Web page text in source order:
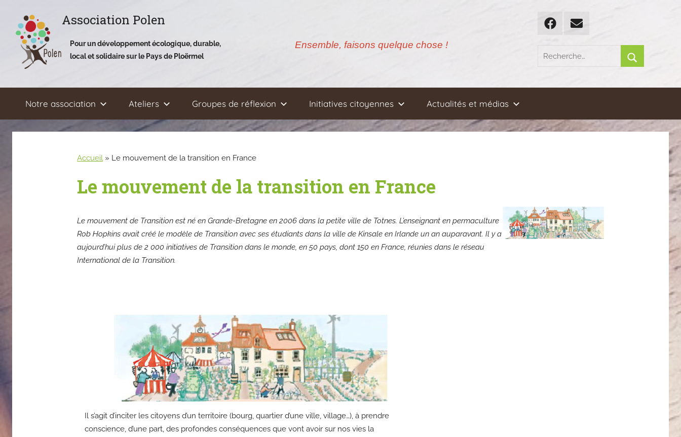
contenu
Association Polen
Pour un développement écologique, durable,
local et solidaire sur le Pays de Ploërmel
Ensemble, faisons quelque chose !
FacebookEmail
Recherche
Notre association Ateliers Groupes de réflexion Initiatives citoyennes Actualités et médias
Accueil » Le mouvement de la transition en France
Le mouvement de la transition en France
Le mouvement de Transition est né en Grande-Bretagne en 2006 dans la petite ville de Totnes. L’enseignant en permaculture
Rob Hopkins avait créé le modèle de Transition avec ses étudiants dans la ville de Kinsale en Irlande un an auparavant. Il y a
aujourd’hui plus de 2 000 initiatives de Transition dans le monde, en 50 pays, dont 150 en France, réunies dans le réseau
International de la Transition.
Il s’agit d’inciter les citoyens d’un territoire (bourg, quartier d’une ville, village…), à prendre
conscience, d’une part, des profondes conséquences que vont avoir sur nos vies la